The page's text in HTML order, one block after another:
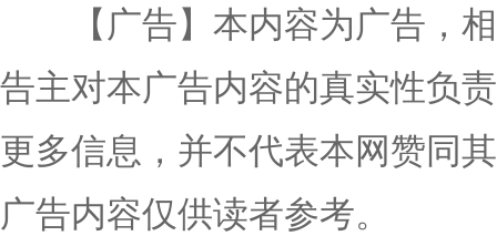
【广告】本内容为广告，相
告主对本广告内容的真实性负
更多信息，并不代表本网赞同
广告内容仅供读者参考。